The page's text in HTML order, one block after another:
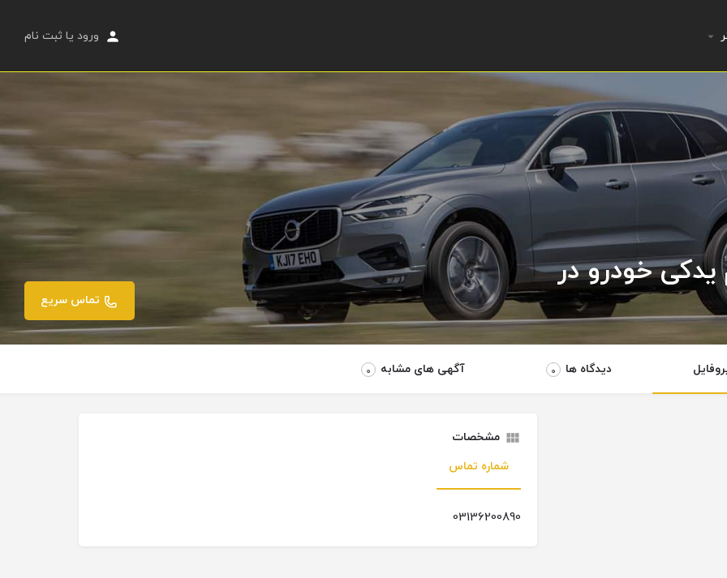
ورود یا ثبت نام
یدکی خودرو در
تماس سریع
دیدگاه ها 0 آگهی های مشابه 0
مشخصات
شماره تماس
03136200890